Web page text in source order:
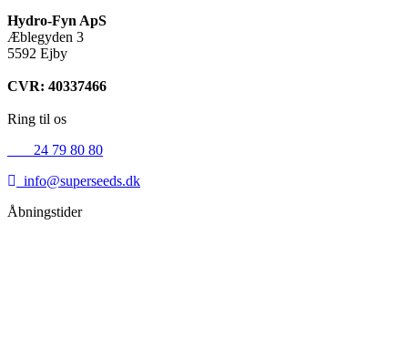
Hydro-Fyn ApS
Æblegyden 3
5592 Ejby
CVR: 40337466
Ring til os
24 79 80 80
info@superseeds.dk
Åbningstider